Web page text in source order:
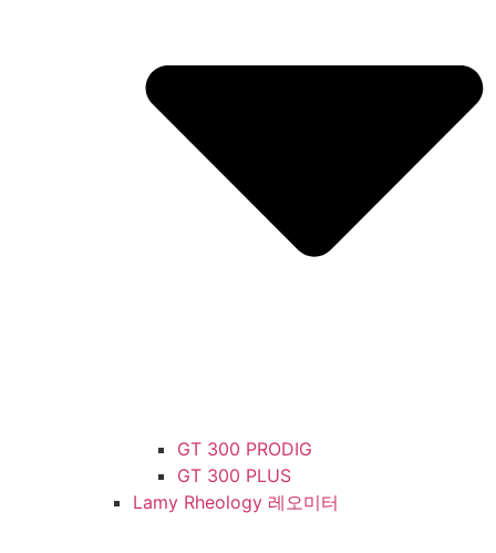
GT 300 PRODIG
GT 300 PLUS
Lamy Rheology 레오미터